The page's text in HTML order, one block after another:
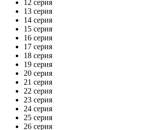
12 серия
13 серия
14 серия
15 серия
16 серия
17 серия
18 серия
19 серия
20 серия
21 серия
22 серия
23 серия
24 серия
25 серия
26 серия